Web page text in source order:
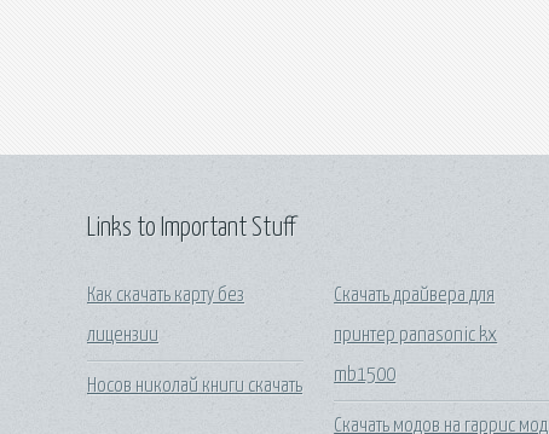
Links to Important Stuff
Как скачать карту без
лицензии
Носов николай книги скачать
Скачать драйвера для
принтер panasonic kx
mb1500
Скачать модов на гаррис мод